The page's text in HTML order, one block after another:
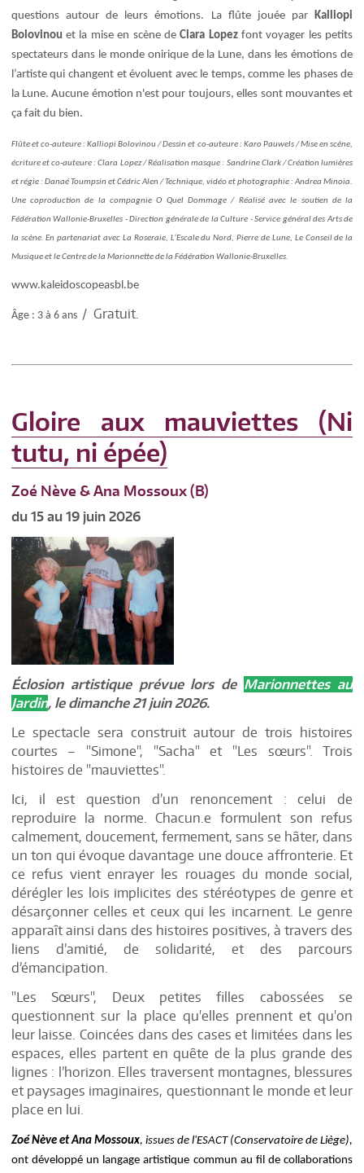
questions autour de leurs émotions. La flûte jouée parKalliopi
Bolovinouet la mise en scène deClara Lopezfont voyager les petits
spectateurs dans le monde onirique de la Lune, dans les émotions de
l’artiste qui changent et évoluent avec le temps, comme les phases de
la Lune. Aucune émotion n'est pour toujours, elles sont mouvantes et
ça fait du bien.
Flûte et co-auteure : Kalliopi Bolovinou / Dessin et co-auteure : Karo Pauwels / Mise en scène,
écriture et co-auteure : Clara Lopez / Réalisation masque : Sandrine Clark / Création lumières
et régie : Danaé Toumpsin et Cédric Alen / Technique, vidéo et photographie : Andrea Minoia.
Une coproduction de la compagnie O Quel Dommage / Réalisé avec le soutien de la
Fédération Wallonie-Bruxelles - Direction générale de la Culture - Service général des Arts de
la scène. En partenariat avec La Roseraie, L’Escale du Nord, Pierre de Lune, Le Conseil de la
Musique et le Centre de la Marionnette de la Fédération Wallonie-Bruxelles.
www.kaleidoscopeasbl.be
Âge : 3 à 6 ans / Gratuit.
Gloire aux mauviettes (Ni
tutu, ni épée)
Zoé Nève & Ana Mossoux (B)
du 15 au 19 juin 2026
Éclosion artistique prévue lors de Marionnettes au
Jardin, le dimanche 21 juin 2026.
Le spectacle sera construit autour de trois histoires
courtes – "Simone", "Sacha" et "Les sœurs". Trois
histoires de "mauviettes".
Ici, il est question d’un renoncement : celui de
reproduire la norme. Chacun.e formulent son refus
calmement, doucement, fermement, sans se hâter, dans
un ton qui évoque davantage une douce affronterie. Et
ce refus vient enrayer les rouages du monde social,
dérégler les lois implicites des stéréotypes de genre et
désarçonner celles et ceux qui les incarnent. Le genre
apparaît ainsi dans des histoires positives, à travers des
liens d’amitié, de solidarité, et des parcours
d’émancipation.
"Les Sœurs", Deux petites filles cabossées se
questionnent sur la place qu'elles prennent et qu'on
leur laisse. Coincées dans des cases et limitées dans les
espaces, elles partent en quête de la plus grande des
lignes : l’horizon. Elles traversent montagnes, blessures
et paysages imaginaires, questionnant le monde et leur
place en lui.
Zoé Nève et Ana Mossoux, issues de l'ESACT (Conservatoire de Liège),
ont développé un langage artistique commun au fil de collaborations